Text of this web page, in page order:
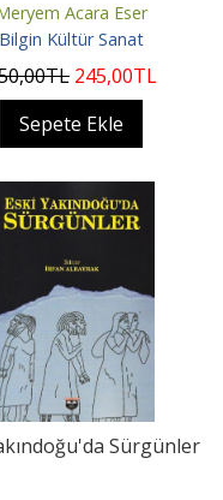
Acara Eser
Bilgin Kültür Sanat
,00TL 245,00TL
Sepete Ekle
Sürgünler